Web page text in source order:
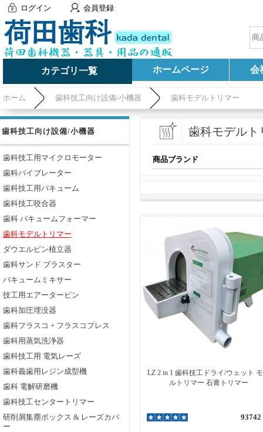
ログイン 会員登録
カテゴリ一覧 ホームページ 会
ホーム 歯科技工向け設備/小機器 歯科モデルトリマー
歯科技工向け設備/小機器
歯科技工用マイクロモーター
歯科バイブレーター
歯科技工用バキューム
歯科技工咬合器
歯科 バキュームフォーマー
歯科モデルトリマー
ダウエルピン植立器
歯科サンド ブラスター
バキュームミキサー
技工用エアータービン
歯科加圧埋没器
歯科フラスコ + フラスコプレス
歯科用蒸気洗浄器
歯科技工用 電気レーズ
歯科義歯用レジン成型機
歯科 電解研磨機
歯科技工センタートリマー
研削屑集塵ボックス & レーズカバ
ー
歯科モデルト
商品ブランド
LZ 2 in 1 歯科技工ドライ/ウェット
ルトリマー 石膏トリマー
93742